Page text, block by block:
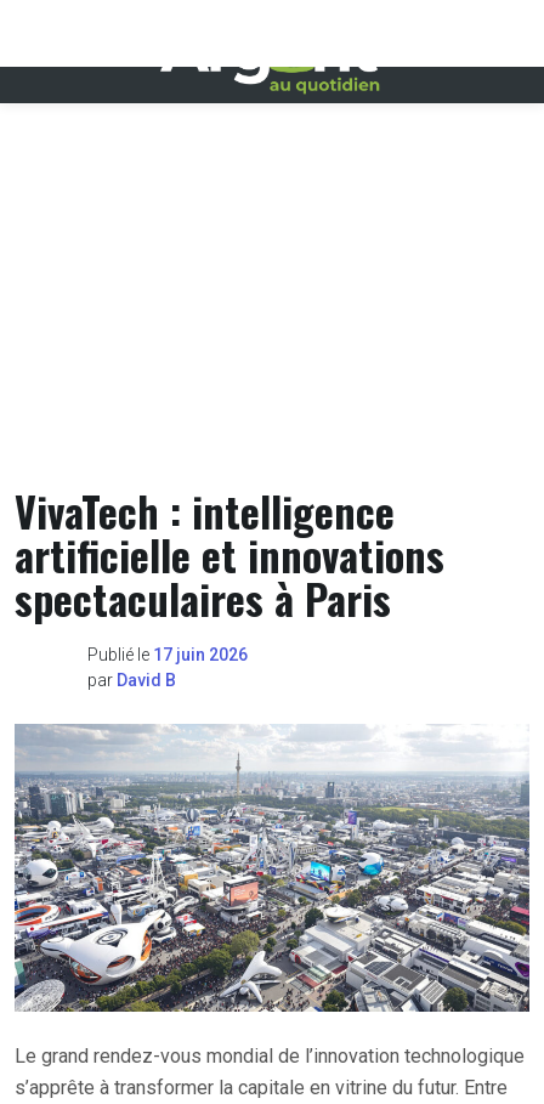
content
VivaTech : intelligence
artificielle et innovations
spectaculaires à Paris
Publié le 17 juin 2026
par David B
Le grand rendez-vous mondial de l’innovation technologique
s’apprête à transformer la capitale en vitrine du futur. Entre